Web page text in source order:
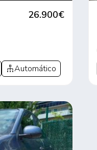
26.900€
Automático